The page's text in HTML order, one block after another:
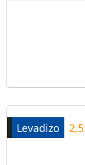
Levadizo